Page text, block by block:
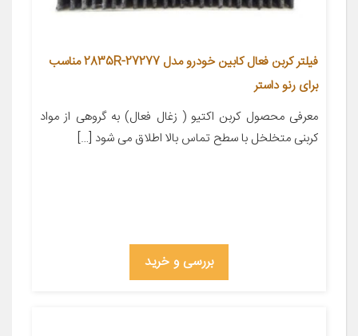
فیلتر کربن فعال کابین خودرو مدل 27277-2835R مناسب
برای رنو داستر
معرفی محصول کربن اکتیو ( زغال فعال) به گروهی از مواد
کربنی متخلخل با سطح تماس بالا اطلاق می شود […]
بررسی و خرید